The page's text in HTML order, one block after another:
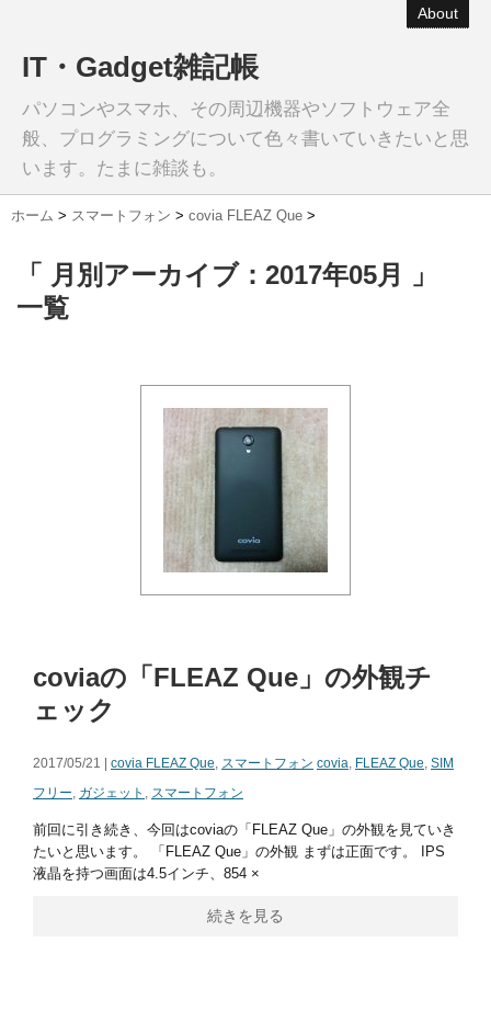
About
IT・Gadget雑記帳
パソコンやスマホ、その周辺機器やソフトウェア全
般、プログラミングについて色々書いていきたいと思
います。たまに雑談も。
ホーム > スマートフォン > covia FLEAZ Que >
「 月別アーカイブ：2017年05月 」
一覧
coviaの「FLEAZ Que」の外観チ
ェック
2017/05/21 | covia FLEAZ Que, スマートフォン covia, FLEAZ Que, SIM
フリー, ガジェット , スマートフォン
前回に引き続き、今回はcoviaの「FLEAZ Que」の外観を見ていき
たいと思います。 「FLEAZ Que」の外観 まずは正面です。 IPS
液晶を持つ画面は4.5インチ、854 ×
続きを見る